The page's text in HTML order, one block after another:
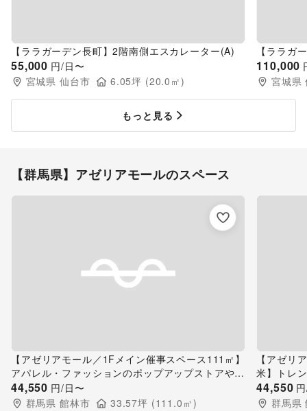
【ララガーデン長町】2階南側エスカレーター(A)
55,000 円/日〜
宮城県 仙台市 6.05坪 (20.0 ㎡)
【ララガ
110,000
宮城県
もっと見る
【群馬県】アゼリアモールのスペース
【アゼリアモール／1Fメイン催事スペース111㎡】
アパレル・ファッションのポップアップストアや物
産展会場に適した1F催事イベントスペース
44,550 円/日〜
群馬県 館林市 33.57坪 (111.0 ㎡)
【アゼリ
米】トレ
プアップ
44,550
群馬県